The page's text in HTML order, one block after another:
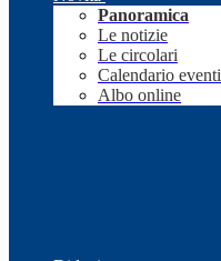
Panoramica
Le notizie
Le circolari
Calendario eventi
Albo online